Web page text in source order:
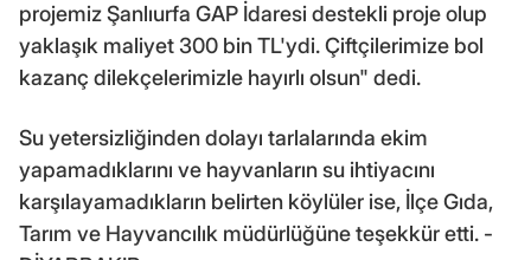
projemiz Şanlıurfa GAP İdaresi destekli proje olup
yaklaşık maliyet 300 bin TL'ydi. Çiftçilerimize bol
kazanç dilekçelerimizle hayırlı olsun" dedi.
Su yetersizliğinden dolayı tarlalarında ekim
yapamadıklarını ve hayvanların su ihtiyacını
karşılayamadıkların belirten köylüler ise, İlçe Gıda,
Tarım ve Hayvancılık müdürlüğüne teşekkür etti. -